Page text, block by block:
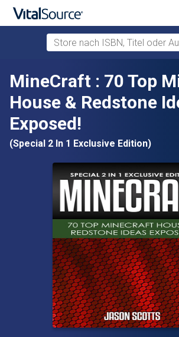
Zum Hauptinhalt springen
Store nach ISBN, Titel oder
MineCraft : 70 Top
House & Redstone
Exposed!
(Special 2 In 1 Exclusive Edition)